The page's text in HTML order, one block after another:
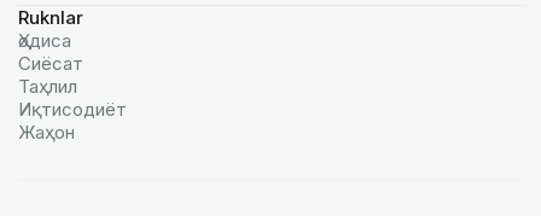
Ruknlar
Ҳодиса
Сиёсат
Таҳлил
Иқтисодиёт
Жаҳон